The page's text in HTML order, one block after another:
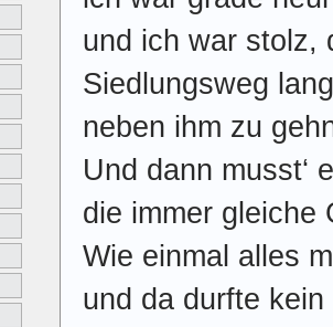
und ich war stolz,
Siedlungsweg lang
neben ihm zu
Und dann musst‘
die immer gleiche
Wie einmal alles
und da durfte kein